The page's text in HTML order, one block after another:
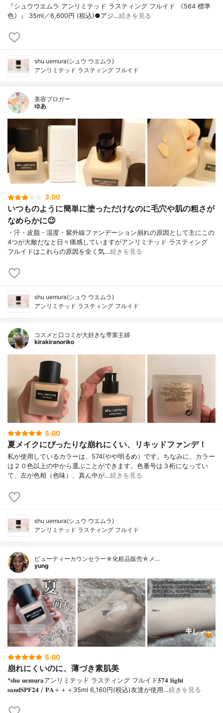
『シュウウエムラ アンリミテッド ラスティング フルイド 《564 標準
色》』 35ml／6,600円 (税込)●アジ…続きを見る
shu uemura(シュウ ウエムラ)
アンリミテッド ラスティング フルイド
美容ブロガー
ゆあ
3.00
いつものように簡単に塗っただけなのに毛穴や肌の粗さが
なめらかに😉
・汗・皮脂・湿度・紫外線ファンデーション崩れの原因として主にこの
4つが大敵だなと日々痛感していますがアンリミテッド ラスティング
フルイドはこれらの原因を全く気…続きを見る
shu uemura(シュウ ウエムラ)
アンリミテッド ラスティング フルイド
コスメと口コミが大好きな専業主婦
kirakiranoriko
5.00
夏メイクにぴったりな崩れにくい、リキッドファンデ！
私が使用しているカラーは、574(やや明るめ）です。ちなみに、カラー
は２０色以上の中から選ぶことができます。色番号は３桁になってい
て、左が色相（色味）、真ん中が…続きを見る
shu uemura(シュウ ウエムラ)
アンリミテッド ラスティング フルイド
ビューティーカウンセラー☆化粧品販売☆メ…
yung
5.00
崩れにくいのに、薄づき素肌美
*𝐬𝐡𝐮 𝐮𝐞𝐦𝐮𝐫𝐚アンリミテッド ラスティング フルイド𝟓𝟕𝟒 𝐥𝐢𝐠𝐡𝐭
𝐬𝐚𝐧𝐝𝐒𝐏𝐅𝟐𝟒 / 𝐏𝐀＋＋＋⁡35ml 6,160円(税込)⁡友達が使用…続きを見る